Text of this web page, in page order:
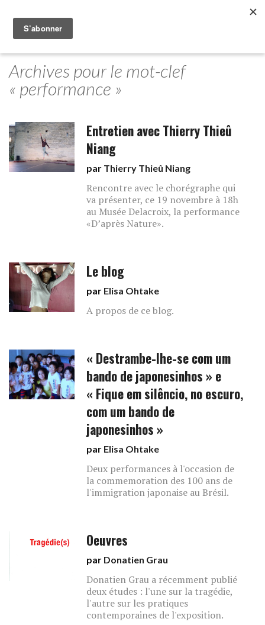
Archives pour le mot-clef
« performance »
Entretien avec Thierry Thieû
Niang
par Thierry Thieû Niang
Rencontre avec le chorégraphe qui
va présenter, ce 19 novembre à 18h
au Musée Delacroix, la performance
«D’après Nature».
Le blog
par Elisa Ohtake
A propos de ce blog.
« Destrambe-lhe-se com um
bando de japonesinhos » e
« Fique em silêncio, no escuro,
com um bando de
japonesinhos »
par Elisa Ohtake
Deux performances à l'occasion de
la commemoration des 100 ans de
l'immigration japonaise au Brésil.
Oeuvres
par Donatien Grau
Donatien Grau a récemment publié
deux études : l'une sur la tragédie,
l'autre sur les pratiques
contemporaines de l'exposition.